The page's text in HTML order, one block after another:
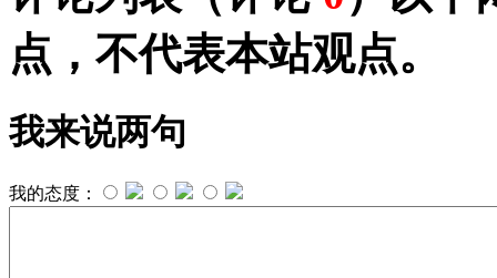
点，不代表本站观点。
我来说两句
我的态度：